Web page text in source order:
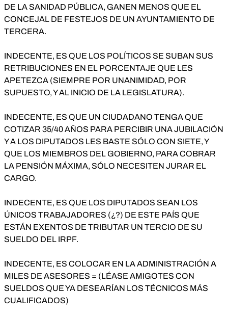
DE LA SANIDAD PÚBLICA, GANEN MENOS QUE EL
CONCEJAL DE FESTEJOS DE UN AYUNTAMIENTO DE
TERCERA.
INDECENTE, ES QUE LOS POLÍTICOS SE SUBAN SUS
RETRIBUCIONES EN EL PORCENTAJE QUE LES
APETEZCA (SIEMPRE POR UNANIMIDAD, POR
SUPUESTO, Y AL INICIO DE LA LEGISLATURA).
INDECENTE, ES QUE UN CIUDADANO TENGA QUE
COTIZAR 35/40 AÑOS PARA PERCIBIR UNA JUBILACIÓN
Y A LOS DIPUTADOS LES BASTE SÓLO CON SIETE, Y
QUE LOS MIEMBROS DEL GOBIERNO, PARA COBRAR
LA PENSIÓN MÁXIMA, SÓLO NECESITEN JURAR EL
CARGO.
INDECENTE, ES QUE LOS DIPUTADOS SEAN LOS
ÚNICOS TRABAJADORES (¿?) DE ESTE PAÍS QUE
ESTÁN EXENTOS DE TRIBUTAR UN TERCIO DE SU
SUELDO DEL IRPF.
INDECENTE, ES COLOCAR EN LA ADMINISTRACIÓN A
MILES DE ASESORES = (LÉASE AMIGOTES CON
SUELDOS QUE YA DESEARÍAN LOS TÉCNICOS MÁS
CUALIFICADOS)